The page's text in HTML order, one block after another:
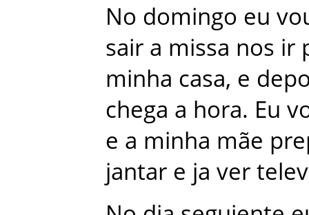
No domingo eu
sair a missa nos ir
minha casa, e
chega a hora. Eu
e a minha mãe
jantar e ja ver